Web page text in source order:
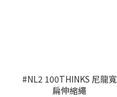
#NL2 100THINKS 尼龍寬
扁伸縮繩